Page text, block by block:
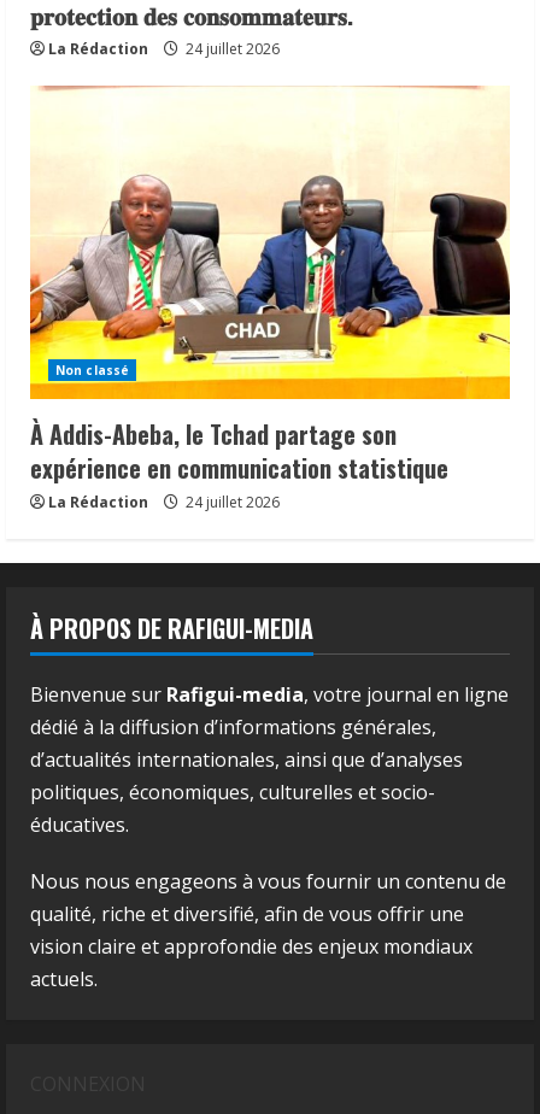
𝐩𝐫𝐨𝐭𝐞𝐜𝐭𝐢𝐨𝐧 𝐝𝐞𝐬 𝐜𝐨𝐧𝐬𝐨𝐦𝐦𝐚𝐭𝐞𝐮𝐫𝐬.
La Rédaction 24 juillet 2026
Non classé
À Addis-Abeba, le Tchad partage son
expérience en communication statistique
La Rédaction 24 juillet 2026
À PROPOS DE RAFIGUI-MEDIA
Bienvenue sur Rafigui-media, votre journal en ligne
dédié à la diffusion d’informations générales,
d’actualités internationales, ainsi que d’analyses
politiques, économiques, culturelles et socio-
éducatives.
Nous nous engageons à vous fournir un contenu de
qualité, riche et diversifié, afin de vous offrir une
vision claire et approfondie des enjeux mondiaux
actuels.